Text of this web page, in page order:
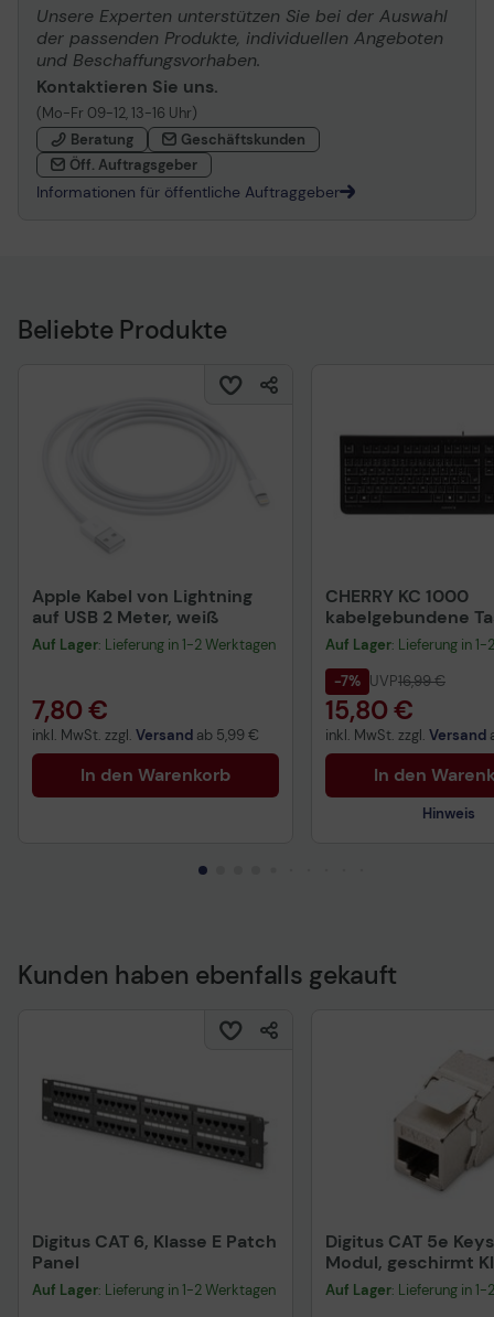
Unsere Experten unterstützen Sie bei der Auswahl
der passenden Produkte, individuellen Angeboten
und Beschaffungsvorhaben.
Kontaktieren Sie uns.
(Mo-Fr 09-12, 13-16 Uhr)
Beratung
Geschäftskunden
Öff. Auftragsgeber
Informationen für öffentliche Auftraggeber
Beliebte Produkte
Apple Kabel von Lightning
auf USB 2 Meter, weiß
Auf Lager: Lieferung in 1-2 Werktagen
7,80 €
inkl. MwSt. zzgl. Versand ab 5,99 €
In den Warenkorb
CHERRY KC 1000
kabelgebundene
QWERTZ DE -
Auf Lager: Lieferung in
-7% UVP16,99 €
15,80 €
inkl. MwSt. zzgl. Versand
In den
Hinweis
Technisches
Kunden haben ebenfalls gekauft
Digitus CAT 6, Klasse E Patch
Panel
Auf Lager: Lieferung in 1-2 Werktagen
Digitus CAT 5e
Modul, geschirmt
RJ45 zu LSA,
Installation
Auf Lager: Lieferung in